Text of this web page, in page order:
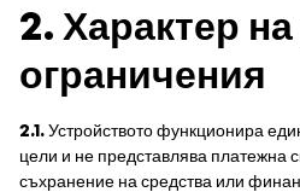
2. Характер на
ограничения
2.1.Устройството функционира
цели и не представлява платежна
съхранение на средства или